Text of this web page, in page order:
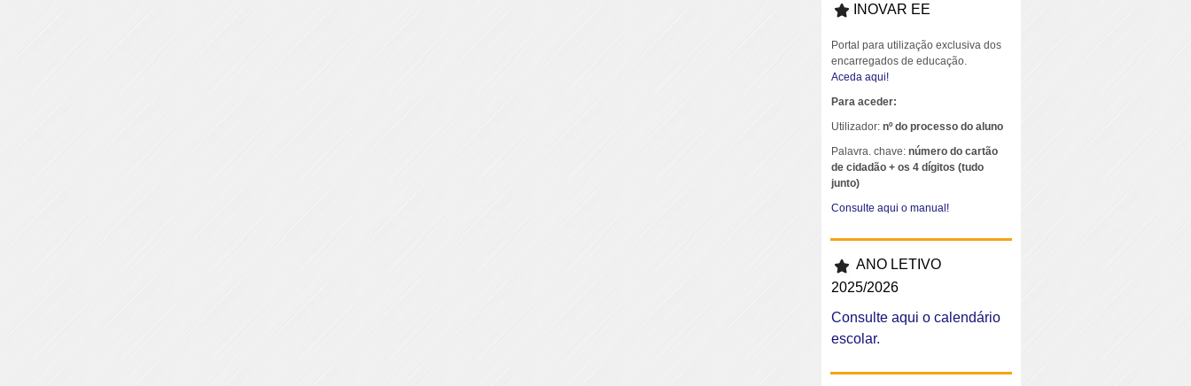
INOVAR EE
Portal para utilização exclusiva dos
encarregados de educação.
Aceda aqui!
Para aceder:
Utilizador: nº do processo do aluno
Palavra. chave:número do cartão
de cidadão + os 4 dígitos (tudo
junto)
Consulte aqui o manual!
ANO LETIVO
2025/2026
Consulte aqui o calendário
escolar.